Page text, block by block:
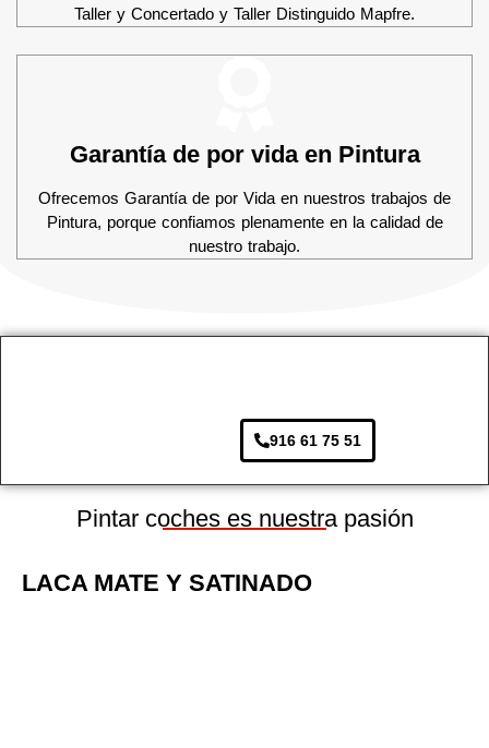
Taller y Concertado y Taller Distinguido Mapfre.
Garantía de por vida en Pintura
Ofrecemos Garantía de por Vida en nuestros trabajos de
Pintura, porque confiamos plenamente en la calidad de
nuestro trabajo.
916 61 75 51
Pintar coches es nuestra pasión
LACA MATE Y SATINADO